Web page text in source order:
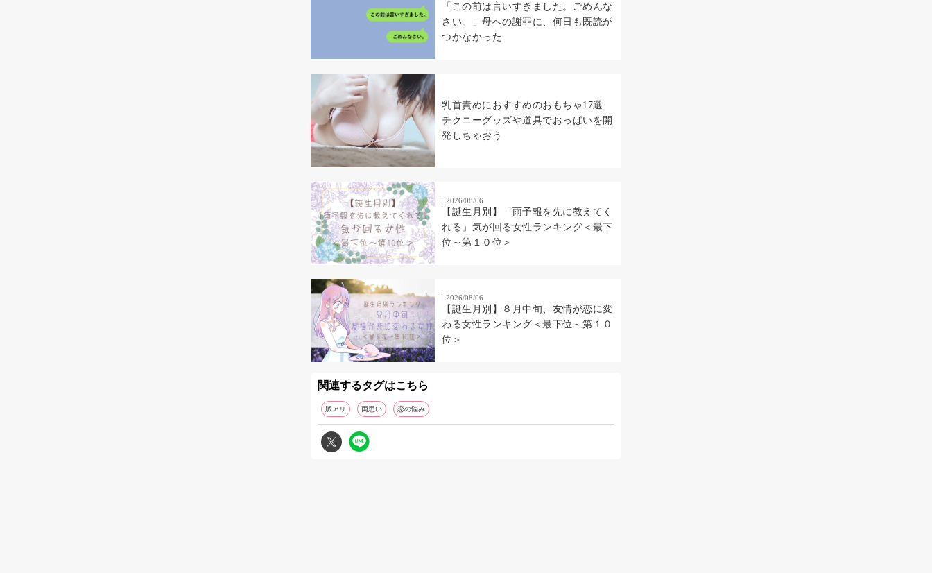
「この前は言いすぎました。ごめんな
さい。」母への謝罪に、何日も既読が
つかなかった
乳首責めにおすすめのおもちゃ17選
チクニーグッズや道具でおっぱいを開
発しちゃおう
2026/08/06
【誕生月別】「雨予報を先に教えてく
れる」気が回る女性ランキング＜最下
位～第１０位＞
2026/08/06
【誕生月別】８月中旬、友情が恋に変
わる女性ランキング＜最下位～第１０
位＞
関連するタグはこちら
脈アリ 両思い 恋の悩み